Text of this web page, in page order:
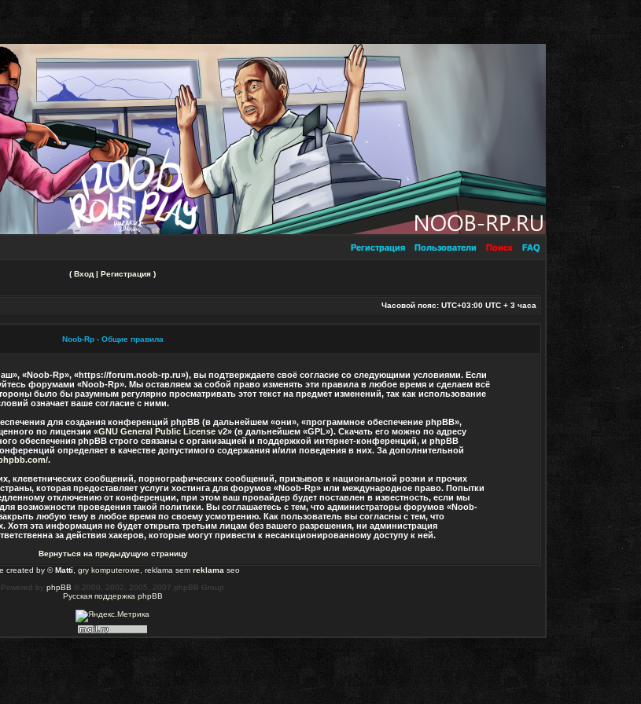
FAQ
Поиск
Пользователи
Регистрация
( Вход | Регистрация )
Часовой пояс: UTC+03:00 UTC + 3 часа
Noob-Rp - Общие правила
«Noob-Rp», «https://forum.noob-rp.ru»), вы подтверждаете своё согласие со следующими условиями. Если
форумами «Noob-Rp». Мы оставляем за собой право изменять эти правила в любое время и сделаем всё
было бы разумным регулярно просматривать этот текст на предмет изменений, так как использование
означает ваше согласие с ними.
для создания конференций phpBB (в дальнейшем «они», «программное обеспечение phpBB»,
по лицензии «GNU General Public License v2» (в дальнейшем «GPL»). Скачать его можно по адресу
обеспечения phpBB строго связаны с организацией и поддержкой интернет-конференций, и phpBB
определяет в качестве допустимого содержания и/или поведения в них. За дополнительной
.
клеветнических сообщений, порнографических сообщений, призывов к национальной розни и прочих
которая предоставляет услуги хостинга для форумов «Noob-Rp» или международное право. Попытки
отключению от конференции, при этом ваш провайдер будет поставлен в известность, если мы
возможности проведения такой политики. Вы соглашаетесь с тем, что администраторы форумов «Noob-
любую тему в любое время по своему усмотрению. Как пользователь вы согласны с тем, что
эта информация не будет открыта третьим лицам без вашего разрешения, ни администрация
за действия хакеров, которые могут привести к несанкционированному доступу к ней.
Вернуться на предыдущую страницу
created by ©Matti gry komputerowe , reklama sem reklama seo
Powered by phpBB © 2000, 2002, 2005, 2007 phpBB Group
Русская поддержка phpBB